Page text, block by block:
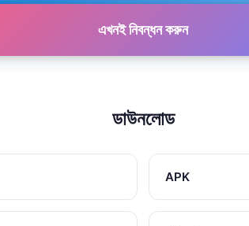
এখনই নিবন্ধন করুন
ডাউনলোড
APK